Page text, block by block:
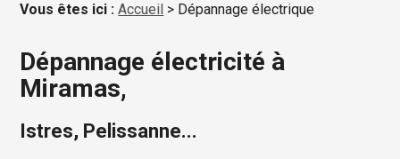
Vous êtes ici : Accueil > Dépannage électrique
Dépannage électricité à
Miramas,
Istres, Pelissanne...